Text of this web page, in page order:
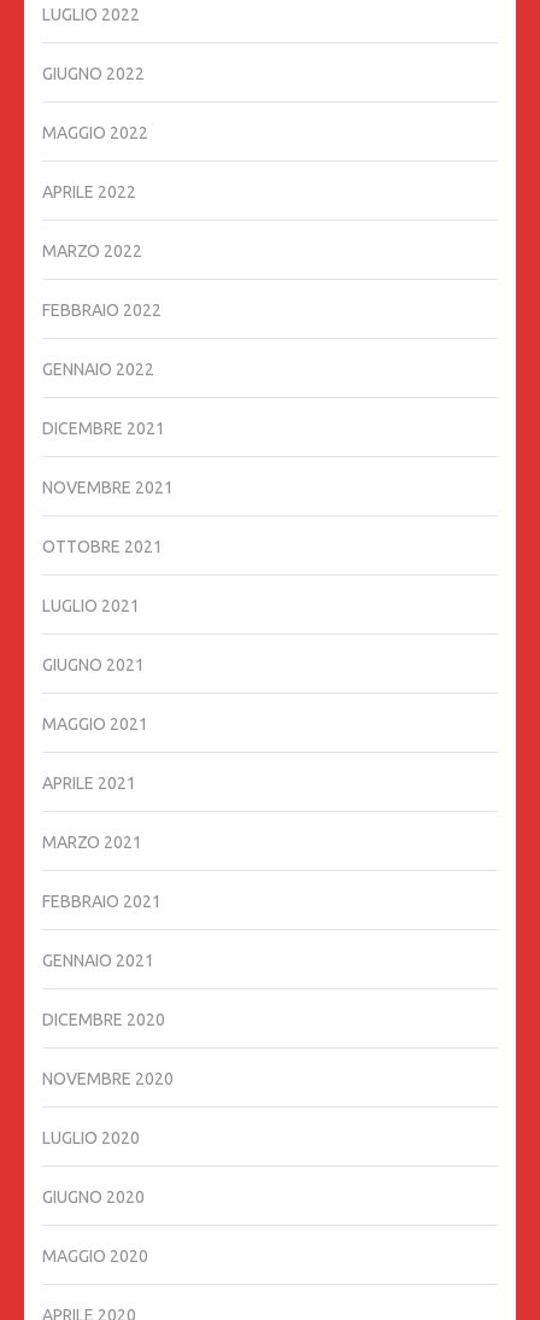
LUGLIO 2022
GIUGNO 2022
MAGGIO 2022
APRILE 2022
MARZO 2022
FEBBRAIO 2022
GENNAIO 2022
DICEMBRE 2021
NOVEMBRE 2021
OTTOBRE 2021
LUGLIO 2021
GIUGNO 2021
MAGGIO 2021
APRILE 2021
MARZO 2021
FEBBRAIO 2021
GENNAIO 2021
DICEMBRE 2020
NOVEMBRE 2020
LUGLIO 2020
GIUGNO 2020
MAGGIO 2020
APRILE 2020